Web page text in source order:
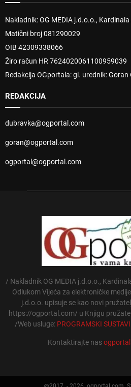
Nakladnik: OG MEDIA j.d.o.o.,
Matični broj 081290029
OIB 42309338066
Žiro račun HR 7624020061100959039
Redakcija OGportala: gl. urednik: Goran
REDAKCIJA
dubravka@ogportal.com
goran@ogportal.com
ogportal@ogportal.com
/ Nakladnik OG MEDIA j.d.o.o.,
Odlukom Vijeća za elektroničke
j.d.o.o. upisuje se kao novi
https://ogportal.com/ u Knjigu
/Web usluge: PROGRAMSKI SUSTAVI
Kontaktirajte nas